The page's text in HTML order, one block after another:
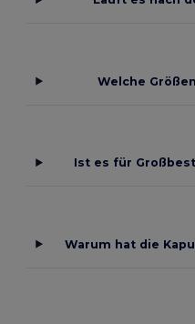
Welche
Ist es für
Warum hat die